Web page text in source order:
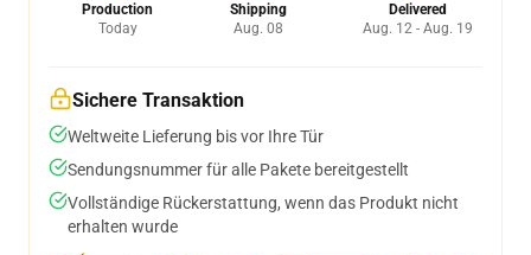
Production
Today
Shipping
Aug. 08
Delivered
Aug. 12 - Aug. 19
Sichere Transaktion
Weltweite Lieferung bis vor Ihre Tür
Sendungsnummer für alle Pakete bereitgestellt
Vollständige Rückerstattung, wenn das Produkt nicht
erhalten wurde